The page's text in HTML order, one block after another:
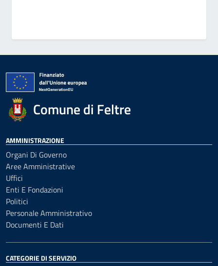
Comune di Feltre
AMMINISTRAZIONE
Organi Di Governo
Aree Amministrative
Uffici
Enti E Fondazioni
Politici
Personale Amministrativo
Documenti E Dati
CATEGORIE DI SERVIZIO